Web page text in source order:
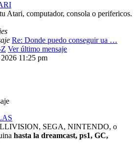
Atari, computador, consola o perifericos.
Re: Donde puedo conseguir ua …
Ver último mensaje
11:25 pm
SEGA, NINTENDO, o
hasta la dreamcast, ps1, GC,